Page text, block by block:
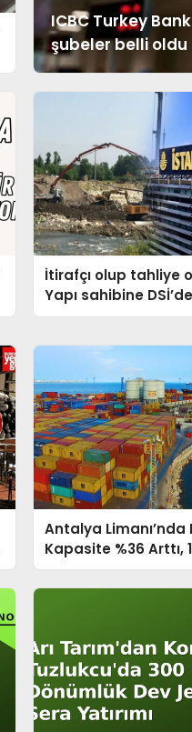
ICBC Turkey
şubeler belli oldu
İtirafçı olup tahliye
Yapı sahibine
ihale
Antalya Limanı’nda
Kapasite %36 Arttı,
Dolarlık Yatırım